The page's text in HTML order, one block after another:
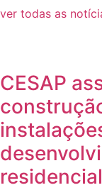
ver todas as
CESAP
residencial